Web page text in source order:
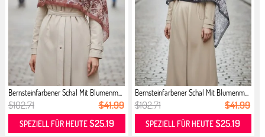
Bernsteinfarbener Schal Mit Blumenm...
$102.71 $41.99
SPEZIELL FÜR HEUTE$25.19
Bernsteinfarbener Schal Mit Blumenm...
$102.71 $41.99
SPEZIELL FÜR HEUTE$25.19